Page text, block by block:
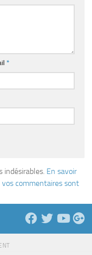
*
indésirables. En savoir
commentaires sont